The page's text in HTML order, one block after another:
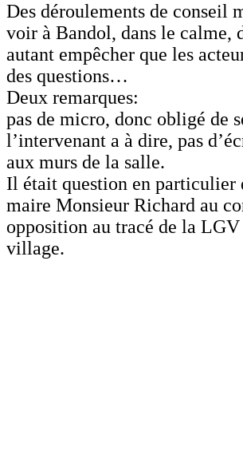
Des déroulements de conseil
voir à Bandol, dans le calme,
autant empêcher que les
des questions…
Deux remarques:
pas de micro, donc obligé de
l’intervenant a à dire, pas
aux murs de la salle.
Il était question en particulier
maire Monsieur Richard au
opposition au tracé de la
village.